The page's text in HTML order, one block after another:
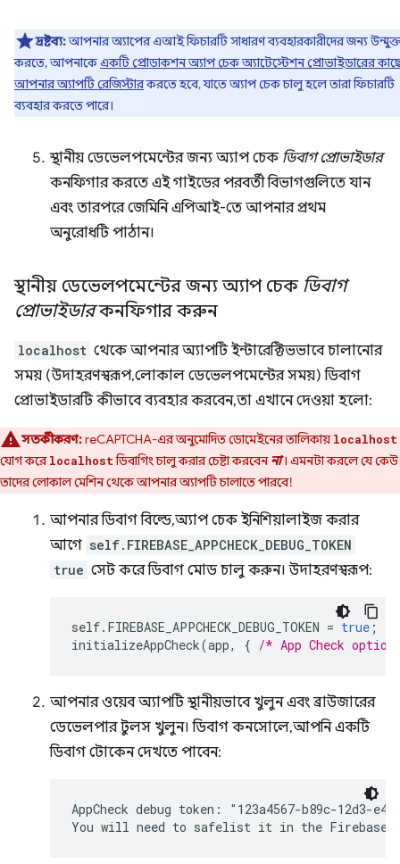
দ্রষ্টব্য:আপনার অ্যাপের এআই ফিচারটি সাধারণ ব্যবহারকারীদের জন্য
করতে, আপনাকেএকটি প্রোডাকশন অ্যাপ চেক অ্যাটেস্টেশন প্রোভাইডারের
আপনার অ্যাপটি রেজিস্টারকরতে হবে, যাতে অ্যাপ চেক চালু হলে তারা ফিচারটি
ব্যবহার করতে পারে।
স্থানীয় ডেভেলপমেন্টের জন্য অ্যাপ চেক ডিবাগ প্রোভাইডার
কনফিগার করতে এই গাইডের পরবর্তী বিভাগগুলিতে যান
এবং তারপরে জেমিনি এপিআই-তে আপনার প্রথম
অনুরোধটি পাঠান।
স্থানীয় ডেভেলপমেন্টের জন্য অ্যাপ চেক ডিবাগ
প্রোভাইডারকনফিগার করুন
localhost থেকে আপনার অ্যাপটি ইন্টারেক্টিভভাবে চালানোর
সময় (উদাহরণস্বরূপ, লোকাল ডেভেলপমেন্টের সময়) ডিবাগ
প্রোভাইডারটি কীভাবে ব্যবহার করবেন, তা এখানে দেওয়া হলো:
সতর্কীকরণ:reCAPTCHA-এর অনুমোদিত ডোমেইনের তালিকায়localhost
যোগ করেlocalhostডিবাগিং চালু করার চেষ্টা করবেননা। এমনটা করলে যে কেউ
তাদের লোকাল মেশিন থেকে আপনার অ্যাপটি চালাতে পারবে!
আপনার ডিবাগ বিল্ডে, অ্যাপ চেক ইনিশিয়ালাইজ করার
আগে self.FIREBASE_APPCHECK_DEBUG_TOKEN
true সেট করে ডিবাগ মোড চালু করুন। উদাহরণস্বরূপ:
self. FIREBASE_APPCHECK_DEBUG_TOKEN = true ;
initializeAppCheck(app, { /* App Check
আপনার ওয়েব অ্যাপটি স্থানীয়ভাবে খুলুন এবং ব্রাউজারের
ডেভেলপার টুলস খুলুন। ডিবাগ কনসোলে, আপনি একটি
ডিবাগ টোকেন দেখতে পাবেন:
AppCheck debug token: "123a4567-b89c-12d3-